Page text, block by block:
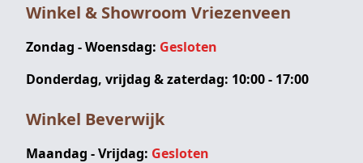
Winkel & Showroom Vriezenveen
Zondag - Woensdag: Gesloten
Donderdag, vrijdag & zaterdag: 10:00 - 17:00
Winkel Beverwijk
Maandag - Vrijdag: Gesloten